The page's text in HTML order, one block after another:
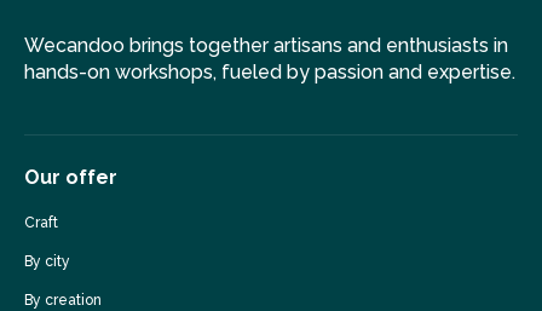
Wecandoo brings together artisans and enthusiasts in
hands-on workshops, fueled by passion and expertise.
Our offer
Craft
By city
By creation